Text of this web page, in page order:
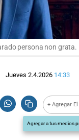
persona non grata.
Jueves 2.4.2026 14:33
+ Agregar
Agregar a tus medios